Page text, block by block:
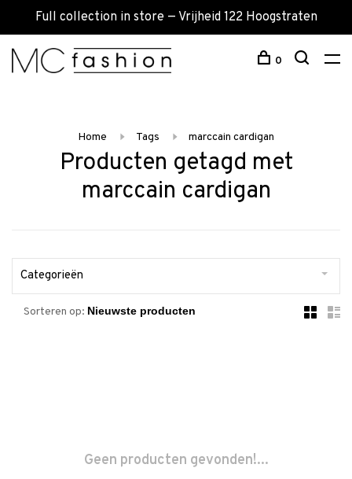
Full collection in store — Vrijheid 122 Hoogstraten
0
Home Tags marccain cardigan
Producten getagd met
marccain cardigan
Categorieën
Sorteren op:
Geen producten gevonden!...